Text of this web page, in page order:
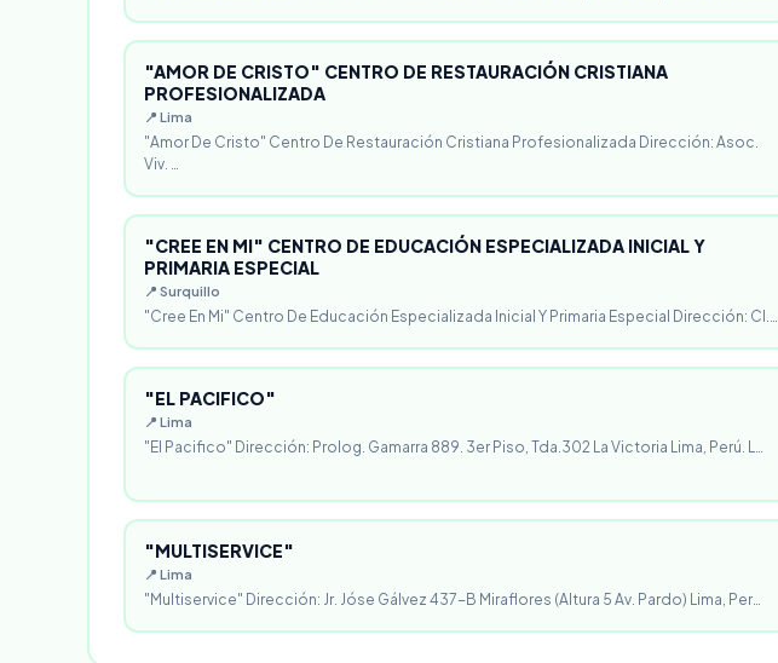
"AMOR DE CRISTO" CENTRO DE RESTAURACIÓN CRISTIANA
PROFESIONALIZADA
📍 Lima
"Amor De Cristo" Centro De Restauración Cristiana Profesionalizada Dirección: Asoc.
Viv. …
"CREE EN MI" CENTRO DE EDUCACIÓN ESPECIALIZADA INICIAL Y
PRIMARIA ESPECIAL
📍 Surquillo
"Cree En Mi" Centro De Educación Especializada Inicial Y Primaria Especial Dirección: Cl.…
"EL PACIFICO"
📍 Lima
"El Pacifico" Dirección: Prolog. Gamarra 889. 3er Piso, Tda.302 La Victoria Lima, Perú. L…
"MULTISERVICE"
📍 Lima
"Multiservice" Dirección: Jr. Jóse Gálvez 437-B Miraflores (Altura 5 Av. Pardo) Lima, Per…